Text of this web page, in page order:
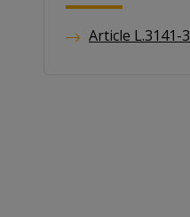
Article L.3141-3